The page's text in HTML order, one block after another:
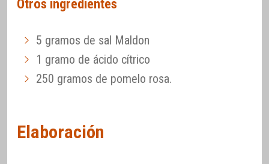
Otros ingredientes
5 gramos de sal Maldon
1 gramo de ácido cítrico
250 gramos de pomelo rosa.
Elaboración